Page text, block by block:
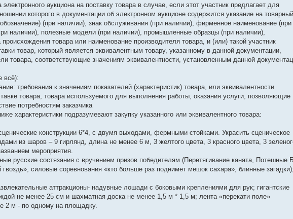
электронного аукциона на поставку товара в случае, если этот участник предлагает для
которого в документации об электронном аукционе содержится указание на товарный
(при наличии), знак обслуживания (при наличии), фирменное наименование (при
наличии), полезные модели (при наличии), промышленные образцы (при наличии),
товара или наименование производителя товара, и (или) такой участник
товар, который является эквивалентным товару, указанному в данной документации,
товара, соответствующие значениям эквивалентности, установленным данной
всё):
требования к значениям показателей (характеристик) товара, или эквивалентности
товара, товара используемого для выполнения работы, оказания услуги, позволяющие
потребностям заказчика
характеристики подразумевают закупку указанного или эквивалентного товара:
конструкции 6*4, с двумя выходами, фермными стойками. Украсить сценическое
из шаров – 9 гирлянд, длина не менее 6 м, 3 желтого цвета, 3 красного цвета, 3
мероприятия.
русские состязания с вручением призов победителям (Перетягивание каната, Потешные
силовые соревнования «кто больше раз поднимет мешок сахара», блинные загадки);
аттракционы- надувные лошади с боковыми креплениями для рук; гигантские
не менее 25 см и шахматная доска не менее 1,5 м * 1,5 м; лента «перекати поле»
2 м - по одному на площадку.